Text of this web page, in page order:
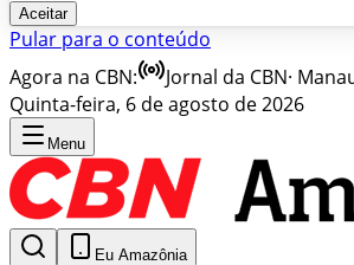
Aceitar
Pular para o conteúdo
Agora na CBN:
Jornal da CBN·
Quinta-feira, 6 de agosto de 2026
Menu
Eu Amazônia